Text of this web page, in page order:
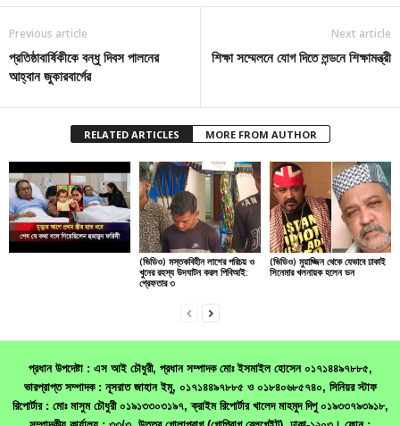
Previous article
প্রতিষ্ঠাবার্ষিকীকে বন্ধু দিবস পালনের
আহ্বান জুকারবার্গের
Next article
শিক্ষা সম্মেলনে যোগ দিতে লন্ডনে শিক্ষামন্ত্রী
RELATED ARTICLES MORE FROM AUTHOR
(ভিডিও) মস্তকবিহীন লাশের পরিচয় ও
খুনের রহস্য উদঘাটন করল পিবিআই:
গ্রেফতার ৩
(ভিডিও) মুয়াজ্জিন থেকে যেভাবে ঢাকাই
সিনেমার খলনায়ক হলেন ডন
প্রধান উপদেষ্টা : এস আই চৌধুরী, প্রধান সম্পাদক মোঃ ইসমাইল হোসেন ০১৭১৪৪৯৭৮৮৫,
ভারপ্রাপ্ত সম্পাদক : নূসরাত জাহান ইমু, ০১৭১৪৪৯৭৮৮৫ ও ০১৮৪০৬৮৫৭৪০, সিনিয়র স্টাফ
রিপোর্টার : মোঃ মাসুম চৌধুরী ০১৯১৩৩০৩১৯৭, ক্রাইম রিপোর্টার খালেদ মাহমুদ দিপু ০১৯৩৩৭৯৩৯১৮,